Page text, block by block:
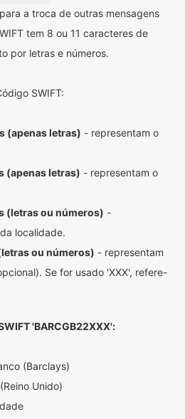
a troca de outras mensagens
tem 8 ou 11 caracteres de
por letras e números.
SWIFT:
(apenas letras) - representam o
(apenas letras) - representam o
(letras ou números) -
localidade.
ou números) - representam
Se for usado 'XXX', refere-
'BARCGB22XXX':
(Barclays)
Unido)